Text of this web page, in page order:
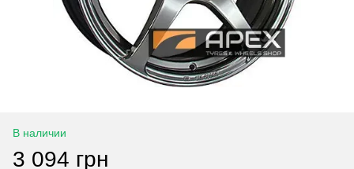
В наличии
3 094 грн